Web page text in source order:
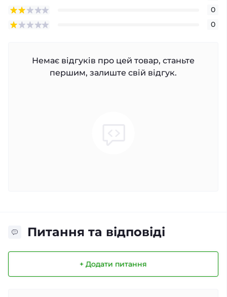
0
0
Немає відгуків про цей товар, станьте
першим, залиште свій відгук.
Питання та відповіді
+ Додати питання